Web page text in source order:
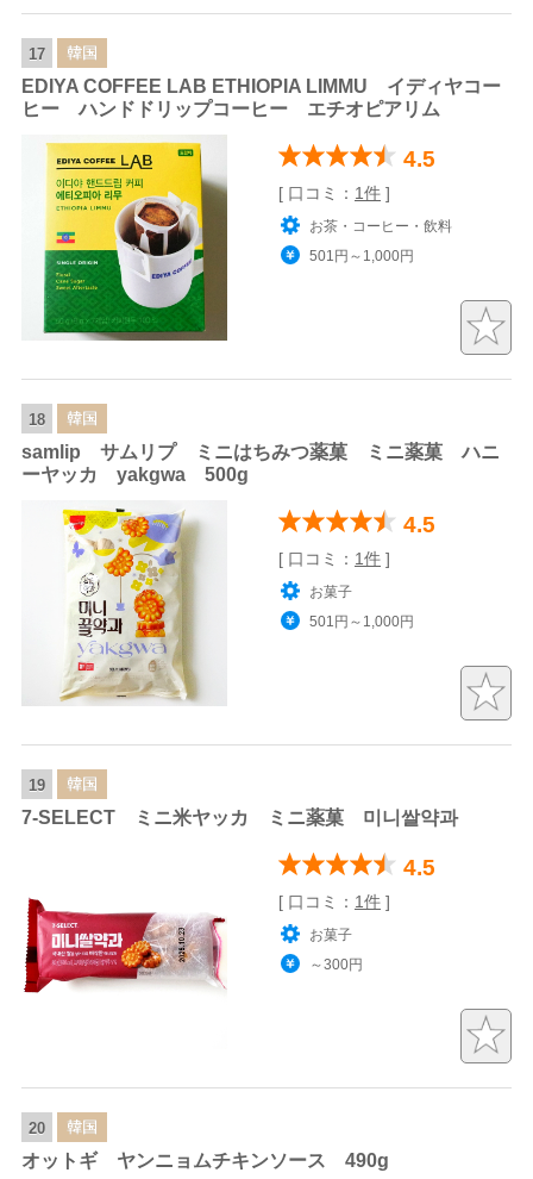
17 韓国
EDIYA COFFEE LAB ETHIOPIA LIMMU イディヤコー
ヒー ハンドドリップコーヒー エチオピアリム
4.5
[ 口コミ： 1件 ]
お茶・コーヒー・飲料
501円～1,000円
18 韓国
samlip サムリプ ミニはちみつ薬菓 ミニ薬菓 ハニ
ーヤッカ yakgwa 500g
4.5
[ 口コミ： 1件 ]
お菓子
501円～1,000円
19 韓国
7-SELECT ミニ米ヤッカ ミニ薬菓 미니쌀약과
4.5
[ 口コミ： 1件 ]
お菓子
～300円
20 韓国
オットギ ヤンニョムチキンソース 490g